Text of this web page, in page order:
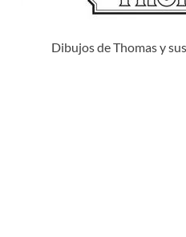
Dibujos de Thomas y